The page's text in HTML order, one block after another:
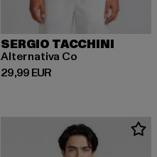
SERGIO TACCHINI
Alternativa Co
29,99 EUR
Derzeitiger Preis: 29,99 EUR